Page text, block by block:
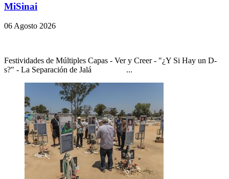
MiSinai
06 Agosto 2026
Festividades de Múltiples Capas - Ver y Creer - "¿Y Si Hay un D-
s?" - La Separación de Jalá ...